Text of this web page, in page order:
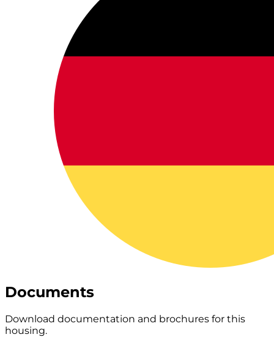
Documents
Download documentation and brochures for this
housing.